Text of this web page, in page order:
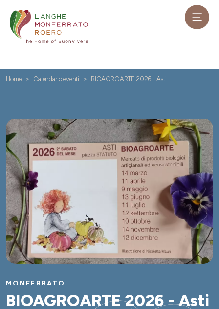
Home Calendario eventi BIOAGROARTE 2026 - Asti
MONFERRATO
BIOAGROARTE 2026 - Asti